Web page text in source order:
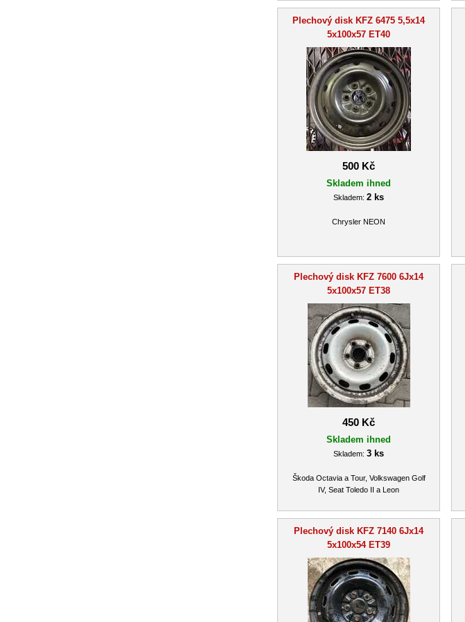
Plechový disk KFZ 6475 5,5x14
5x100x57 ET40
500 Kč
Skladem ihned
Skladem: 2 ks
Chrysler NEON
Plechový disk KFZ 7600 6Jx14
5x100x57 ET38
450 Kč
Skladem ihned
Skladem: 3 ks
Škoda Octavia a Tour, Volkswagen Golf
IV, Seat Toledo II a Leon
Plechový disk KFZ 7140 6Jx14
5x100x54 ET39